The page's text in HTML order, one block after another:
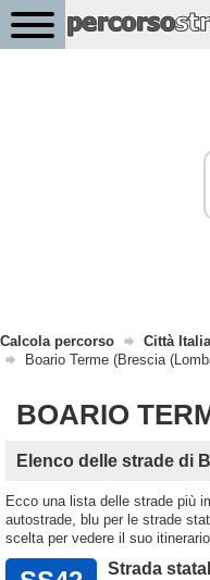
Calcola percorso
Città
Boario Terme (Brescia
BOARIO
Elenco delle strade di
Ecco una lista delle strade più
autostrade, blu per le strade
scelta per vedere il suo
Strada